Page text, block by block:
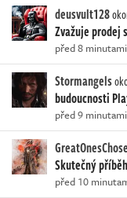
deusvult128
Zvažuje prodej
před 8 minutami
Stormangels
budoucnosti
před 9 minutami
Skutečný
před 10